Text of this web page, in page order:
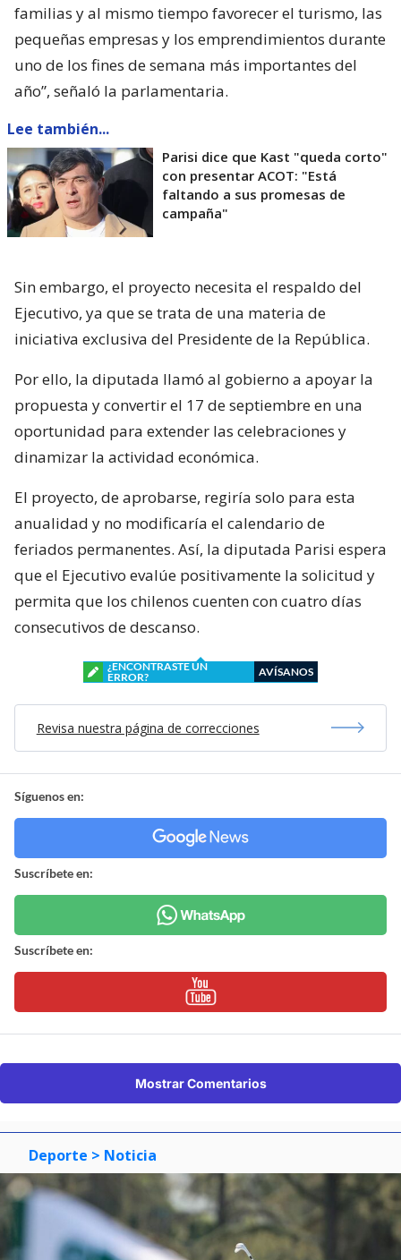
familias y al mismo tiempo favorecer el turismo, las
pequeñas empresas y los emprendimientos durante
uno de los fines de semana más importantes del
año”, señaló la parlamentaria.
Lee también...
Parisi dice que Kast "queda corto"
con presentar ACOT: "Está
faltando a sus promesas de
campaña"
Sin embargo, el proyecto necesita el respaldo del
Ejecutivo, ya que se trata de una materia de
iniciativa exclusiva del Presidente de la República.
Por ello, la diputada llamó al gobierno a apoyar la
propuesta y convertir el 17 de septiembre en una
oportunidad para extender las celebraciones y
dinamizar la actividad económica.
El proyecto, de aprobarse, regiría solo para esta
anualidad y no modificaría el calendario de
feriados permanentes. Así, la diputada Parisi espera
que el Ejecutivo evalúe positivamente la solicitud y
permita que los chilenos cuenten con cuatro días
consecutivos de descanso.
¿ENCONTRASTE UN
ERROR?
AVÍSANOS
Revisa nuestra página de correcciones
Síguenos en:
Suscríbete en:
Suscríbete en:
Mostrar Comentarios
Deporte > Noticia